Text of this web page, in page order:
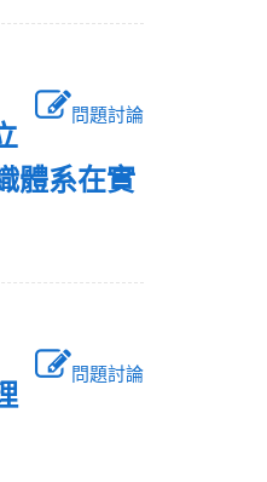
問題討論
體系在實
問題討論